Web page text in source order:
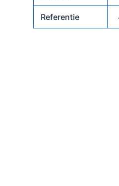
Referentie